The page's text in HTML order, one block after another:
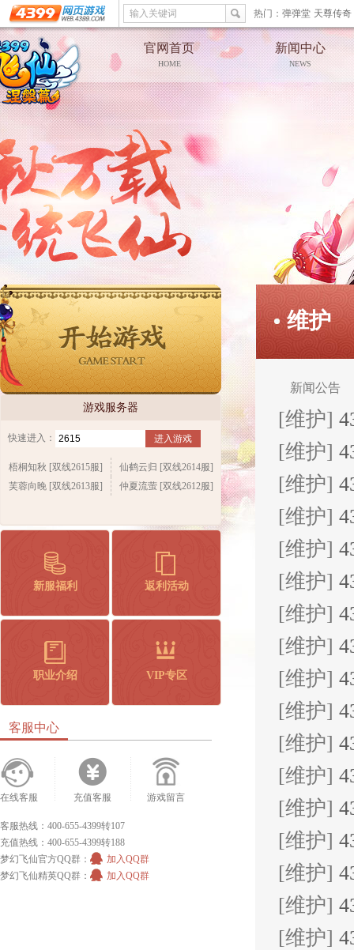
输入关键词 热门： 弹弹堂 天尊传奇
官网首页
HOME
新闻中心
NEWS
游戏服务器
快速进入： 进入游戏
梧桐知秋 [双线2615服]
仙鹤云归 [双线2614服]
芙蓉向晚 [双线2613服]
仲夏流萤 [双线2612服]
新服福利 返利活动
职业介绍 VIP专区
客服中心
在线客服 充值客服 游戏留言
客服热线：400-655-4399转107
充值热线：400-655-4399转188
梦幻飞仙官方QQ群：
加入QQ群
梦幻飞仙精英QQ群：
加入QQ群
维护
新闻公告
[维护]
[维护]
[维护]
[维护]
[维护]
[维护]
[维护]
[维护]
[维护]
[维护]
[维护]
[维护]
[维护]
[维护]
[维护]
[维护]
[维护]